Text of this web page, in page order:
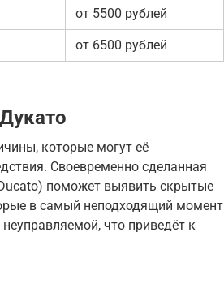
от 5500 рублей
от 6500 рублей
которые могут её
Своевременно сделанная
поможет выявить скрытые
в самый неподходящий момент
что приведёт к